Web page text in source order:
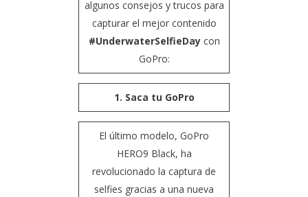
algunos consejos y trucos para
capturar el mejor contenido
#UnderwaterSelfieDaycon
GoPro:
1. Saca tu GoPro
El último modelo, GoPro
HERO9 Black, ha
revolucionado la captura de
selfies gracias a una nueva